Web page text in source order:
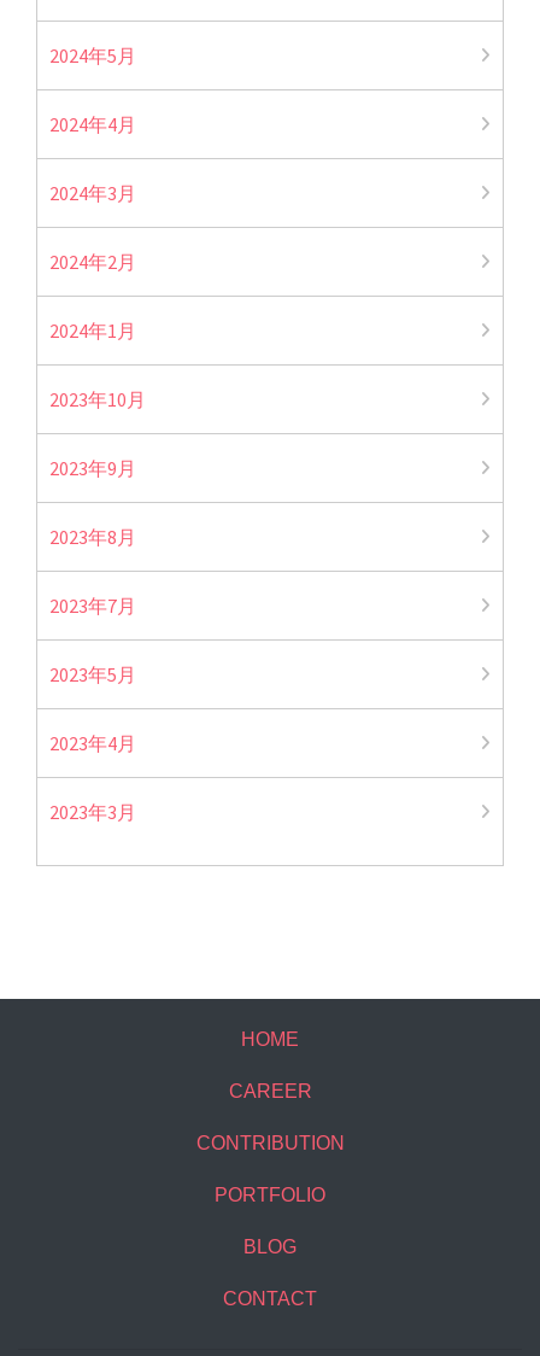
2024年5月
2024年4月
2024年3月
2024年2月
2024年1月
2023年10月
2023年9月
2023年8月
2023年7月
2023年5月
2023年4月
2023年3月
HOME
CAREER
CONTRIBUTION
PORTFOLIO
BLOG
CONTACT